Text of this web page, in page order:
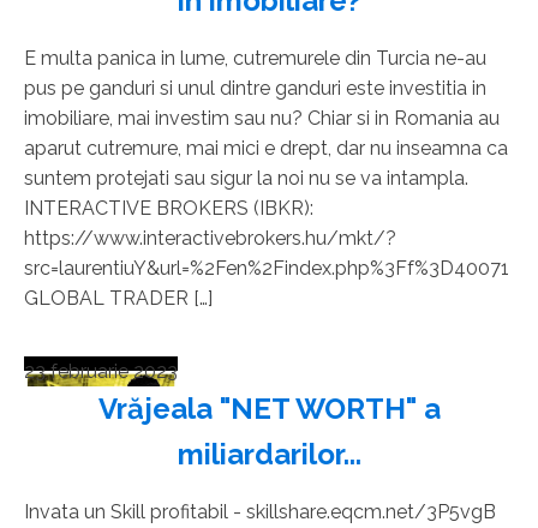
E multa panica in lume, cutremurele din Turcia ne-au
pus pe ganduri si unul dintre ganduri este investitia in
imobiliare, mai investim sau nu? Chiar si in Romania au
aparut cutremure, mai mici e drept, dar nu inseamna ca
suntem protejati sau sigur la noi nu se va intampla.
INTERACTIVE BROKERS (IBKR):
https://www.interactivebrokers.hu/mkt/?
src=laurentiuY&url=%2Fen%2Findex.php%3Ff%3D40071
GLOBAL TRADER […]
23 februarie 2023
Vrăjeala "NET WORTH" a
miliardarilor...
Invata un Skill profitabil - skillshare.eqcm.net/3P5vgB